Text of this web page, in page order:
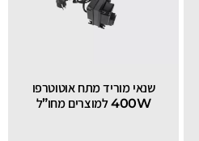
שנאי מוריד מתח אוטוטרפו
400W למוצרים מחו”ל